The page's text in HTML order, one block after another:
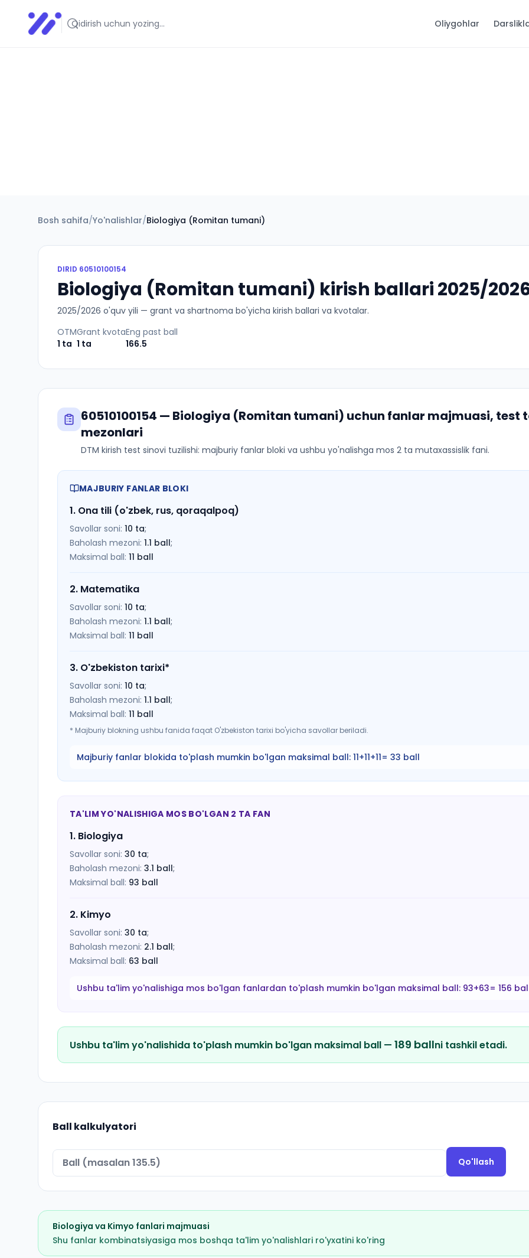
Infoedu
Ta&#039;lim xabarlari va yangiliklari Oliygohlar
Bosh sahifa/Yo'nalishlar/Biologiya (Romitan tumani)
DIRID 60510100154
Biologiya (Romitan tumani) kirish ballari 2025/
2025/2026 o'quv yili — grant va shartnoma bo'yicha kirish ballari va kvotalar.
OTM
1 ta
Grant kvota
1 ta
Eng past ball
166.5
60510100154 — Biologiya (Romitan tumani) uchun fanlar majmuasi, test
mezonlari
DTM kirish test sinovi tuzilishi: majburiy fanlar bloki va ushbu yo'nalishga mos 2 ta mutaxassislik fani.
MAJBURIY FANLAR BLOKI
1. Ona tili (o'zbek, rus, qoraqalpoq)
Savollar soni: 10 ta;
Baholash mezoni: 1.1 ball;
Maksimal ball: 11 ball
2. Matematika
Savollar soni: 10 ta;
Baholash mezoni: 1.1 ball;
Maksimal ball: 11 ball
3. O'zbekiston tarixi*
Savollar soni: 10 ta;
Baholash mezoni: 1.1 ball;
Maksimal ball: 11 ball
* Majburiy blokning ushbu fanida faqat O'zbekiston tarixi bo'yicha savollar beriladi.
Majburiy fanlar blokida to'plash mumkin bo'lgan maksimal ball: 11+11+11= 33 ball
TA'LIM YO'NALISHIGA MOS BO'LGAN 2 TA FAN
1. Biologiya
Savollar soni: 30 ta;
Baholash mezoni: 3.1 ball;
Maksimal ball: 93 ball
2. Kimyo
Savollar soni: 30 ta;
Baholash mezoni: 2.1 ball;
Maksimal ball: 63 ball
Ushbu ta'lim yo'nalishiga mos bo'lgan fanlardan to'plash mumkin bo'lgan maksimal ball: 93+63= 156
Ushbu ta'lim yo'nalishida to'plash mumkin bo'lgan maksimal ball — 189 ballni tashkil etadi.
Ball kalkulyatori
Qo'llash
Biologiya va Kimyo fanlari majmuasi
Shu fanlar kombinatsiyasiga mos boshqa ta'lim yo'nalishlari ro'yxatini ko'ring